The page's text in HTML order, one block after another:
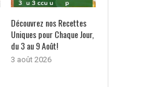
Découvrez nos Recettes
Uniques pour Chaque Jour,
du 3 au 9 Août!
3 août 2026